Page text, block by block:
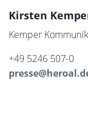
Kirsten
Kemper
+49 5246 507-0